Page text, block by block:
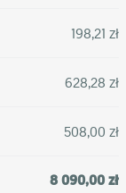
198,21 zł
628,28 zł
508,00 zł
8 090,00 zł